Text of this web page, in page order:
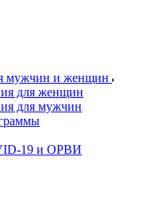
мужчин и женщин
для женщин
для мужчин
19 и ОРВИ